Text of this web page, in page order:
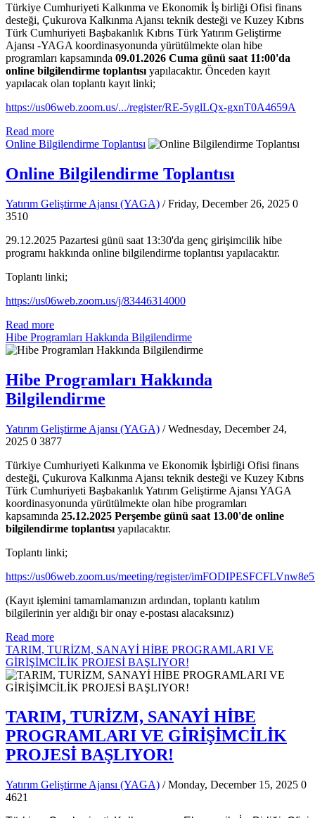
Türkiye Cumhuriyeti Kalkınma ve Ekonomik İş birliği Ofisi finans
desteği, Çukurova Kalkınma Ajansı teknik desteği ve Kuzey Kıbrıs
Türk Cumhuriyeti Başbakanlık Kıbrıs Türk Yatırım Geliştirme
Ajansı -YAGA koordinasyonunda yürütülmekte olan hibe
programları kapsamında 09.01.2026 Cuma günü saat 11:00'da
online bilgilendirme toplantısı yapılacaktır. Önceden kayıt
yapılacak olan toplantı kayıt linki;
https://us06web.zoom.us/.../register/RE-5yglLQx-gxnT0A4659A
Read more
Online Bilgilendirme Toplantısı
Online Bilgilendirme Toplantısı
Yatırım Geliştirme Ajansı (YAGA) / Friday, December 26, 2025 0
3510
29.12.2025 Pazartesi günü saat 13:30'da genç girişimcilik hibe
programı hakkında online bilgilendirme toplantısı yapılacaktır.
Toplantı linki;
https://us06web.zoom.us/j/83446314000
Read more
Hibe Programları Hakkında Bilgilendirme
Hibe Programları Hakkında
Bilgilendirme
Yatırım Geliştirme Ajansı (YAGA) / Wednesday, December 24,
2025 0 3877
Türkiye Cumhuriyeti Kalkınma ve Ekonomik İşbirliği Ofisi finans
desteği, Çukurova Kalkınma Ajansı teknik desteği ve Kuzey Kıbrıs
Türk Cumhuriyeti Başbakanlık Yatırım Geliştirme Ajansı YAGA
koordinasyonunda yürütülmekte olan hibe programları
kapsamında 25.12.2025 Perşembe günü saat 13.00'de online
bilgilendirme toplantısı yapılacaktır.
Toplantı linki;
https://us06web.zoom.us/meeting/register/
(Kayıt işlemini tamamlamanızın ardından, toplantı katılım
bilgilerinin yer aldığı bir onay e-postası alacaksınız)
Read more
TARIM, TURİZM, SANAYİ HİBE PROGRAMLARI VE
GİRİŞİMCİLİK PROJESİ BAŞLIYOR!
TARIM, TURİZM, SANAYİ HİBE
PROGRAMLARI VE GİRİŞİMCİLİK
PROJESİ BAŞLIYOR!
Yatırım Geliştirme Ajansı (YAGA) / Monday, December 15, 2025 0
4621